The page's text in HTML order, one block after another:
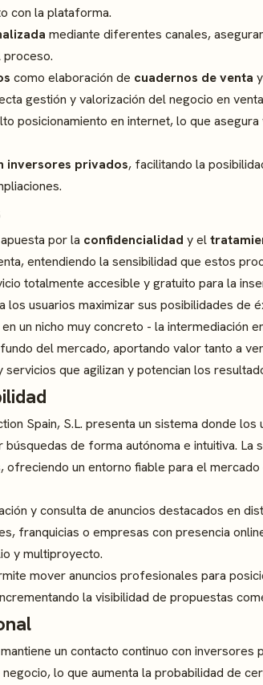
con la plataforma.
mediante diferentes canales,
proceso.
como elaboración de cuadernos de venta y
gestión y valorización del negocio en
posicionamiento en internet, lo que
inversores privados, facilitando la
por la confidencialidad y el
entendiendo la sensibilidad que estos
totalmente accesible y gratuito para la
los usuarios maximizar sus posibilidades de
un nicho muy concreto - la intermediación
del mercado, aportando valor tanto a
que agilizan y potencian los
Spain, S.L. presenta un sistema donde
de forma autónoma e intuitiva. La
ofreciendo un entorno fiable para el
y consulta de anuncios destacados en
franquicias o empresas con presencia
y multiproyecto.
mover anuncios profesionales para
la visibilidad de propuestas
un contacto continuo con
lo que aumenta la probabilidad de